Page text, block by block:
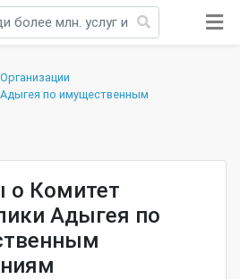
Организации
по имущественным
о Комитет
Адыгея по